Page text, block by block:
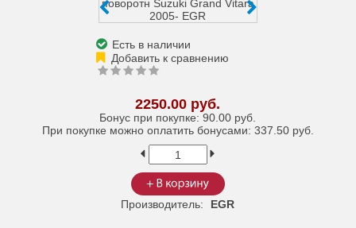
Есть в наличии
2250.00 руб.
Бонус при покупке:90.00 руб.
При покупке можно оплатить бонусами: 337.50 руб.
Производитель: EGR